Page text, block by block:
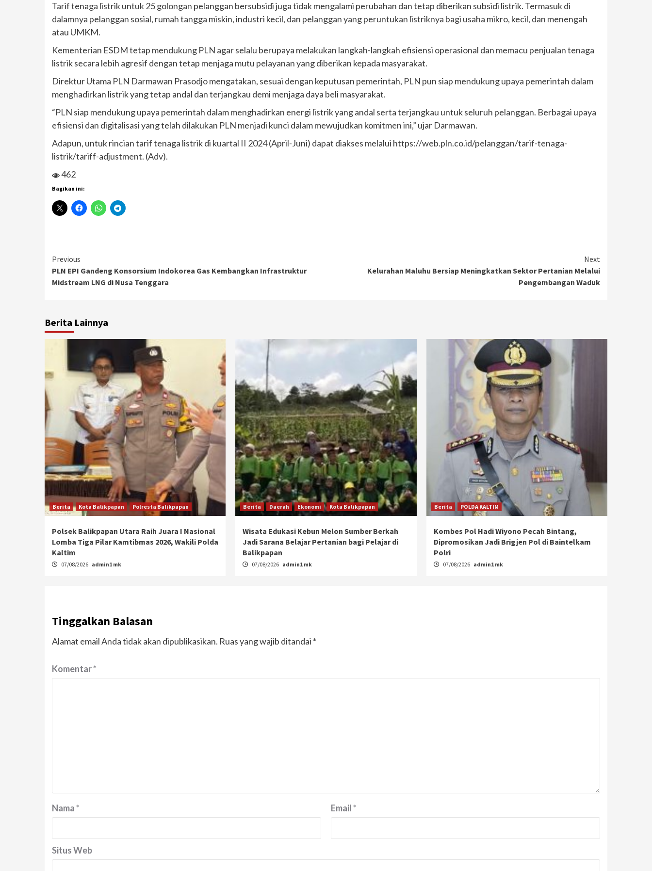
Tarif tenaga listrik untuk 25 golongan pelanggan bersubsidi juga tidak mengalami perubahan dan tetap diberikan subsidi listrik. Termasuk di
dalamnya pelanggan sosial, rumah tangga miskin, industri kecil, dan pelanggan yang peruntukan listriknya bagi usaha mikro, kecil, dan menengah
atau UMKM.
Kementerian ESDM tetap mendukung PLN agar selalu berupaya melakukan langkah-langkah efisiensi operasional dan memacu penjualan tenaga
listrik secara lebih agresif dengan tetap menjaga mutu pelayanan yang diberikan kepada masyarakat.
Direktur Utama PLN Darmawan Prasodjo mengatakan, sesuai dengan keputusan pemerintah, PLN pun siap mendukung upaya pemerintah dalam
menghadirkan listrik yang tetap andal dan terjangkau demi menjaga daya beli masyarakat.
“PLN siap mendukung upaya pemerintah dalam menghadirkan energi listrik yang andal serta terjangkau untuk seluruh pelanggan. Berbagai upaya
efisiensi dan digitalisasi yang telah dilakukan PLN menjadi kunci dalam mewujudkan komitmen ini,” ujar Darmawan.
Adapun, untuk rincian tarif tenaga listrik di kuartal II 2024 (April-Juni) dapat diakses melalui https://web.pln.co.id/pelanggan/tarif-tenaga-
listrik/tariff-adjustment. (Adv).
462
Bagikan ini:
Continue
Reading
Previous
PLN EPI Gandeng Konsorsium Indokorea Gas Kembangkan Infrastruktur
Midstream LNG di Nusa Tenggara
Next
Kelurahan Maluhu Bersiap Meningkatkan Sektor Pertanian Melalui
Pengembangan Waduk
Berita Lainnya
Berita Kota Balikpapan Polresta Balikpapan
Polsek Balikpapan Utara Raih Juara I Nasional
Lomba Tiga Pilar Kamtibmas 2026, Wakili Polda
Kaltim
07/08/2026 admin1 mk
Berita Daerah Ekonomi Kota Balikpapan
Wisata Edukasi Kebun Melon Sumber Berkah
Jadi Sarana Belajar Pertanian bagi Pelajar di
Balikpapan
07/08/2026 admin1 mk
Berita POLDA KALTIM
Kombes Pol Hadi Wiyono Pecah Bintang,
Dipromosikan Jadi Brigjen Pol di Baintelkam
Polri
07/08/2026 admin1 mk
Tinggalkan Balasan
Alamat email Anda tidak akan dipublikasikan. Ruas yang wajib ditandai *
Komentar*
Nama* Email*
Situs Web